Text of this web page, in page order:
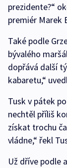
prezidente?“
premiér Marek
Také podle
bývalého
dopřává další
kabaretu,“
Tusk v pátek
nechtěl příliš
získat trochu
vládne,“ řekl
Už dříve podle